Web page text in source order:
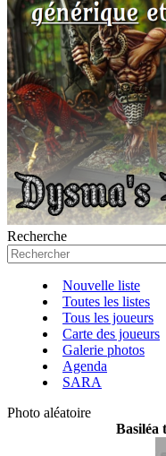
Recherche
Nouvelle liste
Toutes les listes
Tous les joueurs
Carte des joueurs
Galerie photos
Agenda
SARA
Photo aléatoire
Basiléa